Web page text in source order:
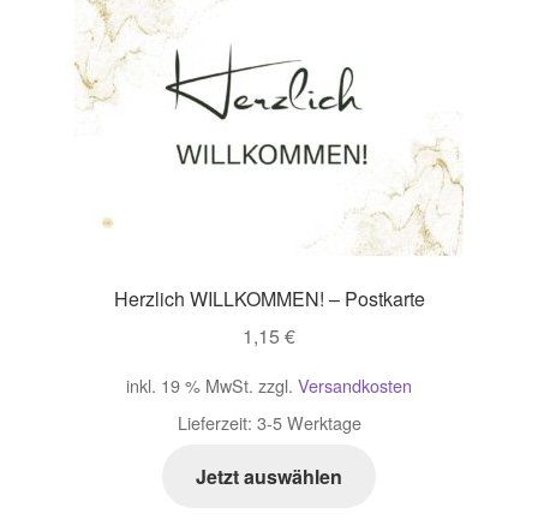
Herzlich WILLKOMMEN! – Postkarte
1,15 €
inkl. 19 % MwSt. zzgl. Versandkosten
Lieferzeit: 3-5 Werktage
Jetzt auswählen